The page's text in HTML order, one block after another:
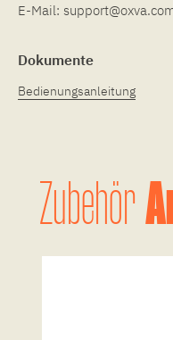
E-Mail:
Dokumente
Bedienungsanleitung
Zubehör